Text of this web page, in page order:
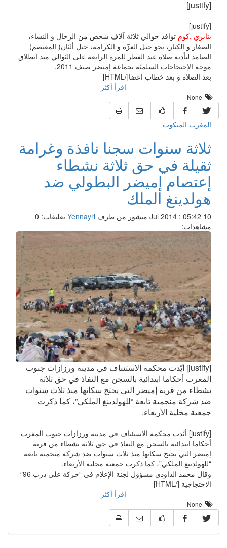
ينايري .كومتوافد حوالي ثلاثة آلاف شخص من الرجال و النساء،
الصغار و الكبار، نحو جبل العزّة و الكرامة، جبل ألبّان( المعتصم)
الصامد لتأدية صلاة عيد الفطر للمرة الرابعة على التّوالي مند انطلاق
موجة الإحتجاجات السلميّة بجماعة إميضر صيف 2011.
بعد الصلاة و بعد خطاب اعضا[/HTML]
اقرأ أكثر
None
المغرب المنكوب
ثلاثة سنوات سجنا نافذة وغرامة
ثقيلة في حق ثلاثة نشطاء
إعتصام إميضر البطولي ضد
هولدينغ الملك
منشور من طرفYennayri تعليقات: 0
مشاهدات:
[justify] أيّدت محكمة الاستئناف في مدينة ورزازات جنوب
المغرب أحكاما ابتدائية بالسجن مع النفاذ في حق ثلاثة
نشطاء من قرية إميضر التي يحتج سكانها منذ ثلاث سنوات
ضد شركة منجمية تابعة “للهولدينغ الملكي”، كما ذكرت
جمعية محلية الأربعاء.
[justify] أيّدت محكمة الاستئناف في مدينة ورزازات جنوب المغرب
أحكاما ابتدائية بالسجن مع النفاذ في حق ثلاثة نشطاء من قرية
إميضر التي يحتج سكانها منذ ثلاث سنوات ضد شركة منجمية تابعة
“للهولدينغ الملكي”، كما ذكرت جمعية محلية الأربعاء.
وقال محمد الداودي مسؤول لجنة الإعلام في “حركة على درب 96″
الاحتجاجية [/HTML]
اقرأ أكثر
None